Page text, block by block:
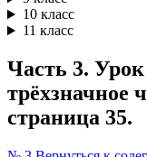
10 класс
11 класс
Часть 3.
трёхзначное
страница 35.